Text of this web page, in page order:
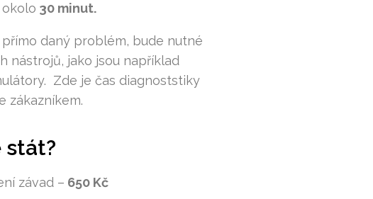
30 minut.
daný problém, bude nutné
nástrojů, jako jsou například
Zde je čas diagnoststiky
zákazníkem.
stát?
závad – 650 Kč